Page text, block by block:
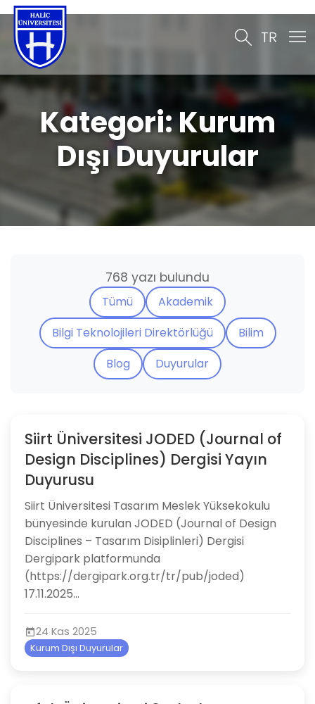
TR
Kategori:Kurum
Dışı Duyurular
768 yazı bulundu
Tümü
Akademik
Bilgi Teknolojileri Direktörlüğü
Bilim
Blog
Duyurular
Siirt Üniversitesi JODED (Journal of
Design Disciplines) Dergisi Yayın
Duyurusu
Siirt Üniversitesi Tasarım Meslek Yüksekokulu
bünyesinde kurulan JODED (Journal of Design
Disciplines – Tasarım Disiplinleri) Dergisi
Dergipark platformunda
(https://dergipark.org.tr/tr/pub/joded)
17.11.2025...
24 Kas 2025
Kurum Dışı Duyurular